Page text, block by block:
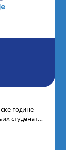
године
студената